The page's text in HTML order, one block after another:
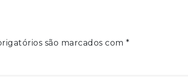
são marcados com *